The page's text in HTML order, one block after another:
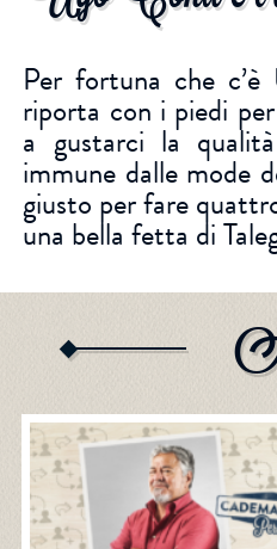
Per fortuna che
riporta con i piedi
a gustarci la
immune dalle mode
giusto per fare
una bella fetta di